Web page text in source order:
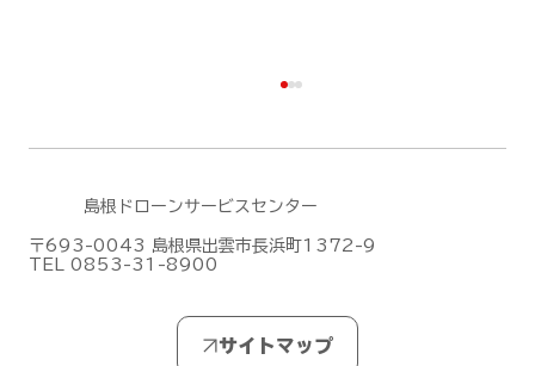
島根ドローンサービスセンター
〒693-0043 島根県出雲市長浜町1372-9
TEL 0853-31-8900